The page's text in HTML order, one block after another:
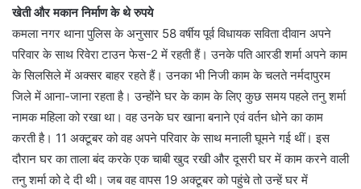
खेती और मकान निर्माण के थे रुपये
कमला नगर थाना पुलिस के अनुसार 58 वर्षीय पूर्व विधायक सविता दीवान अपने
परिवार के साथ रिवेरा टाउन फेस-2 में रहती हैं। उनके पति आरडी शर्मा अपने काम
के सिलसिले में अक्सर बाहर रहते हैं। उनका भी निजी काम के चलते नर्मदापुरम
जिले में आना-जाना रहता है। उन्होंने घर के काम के लिए कुछ समय पहले तनु शर्मा
नामक महिला को रखा था। वह उनके घर खाना बनाने एवं वर्तन धोने का काम
करती है। 11 अक्टूबर को वह अपने परिवार के साथ मनाली घूमने गई थीं। इस
दौरान घर का ताला बंद करके एक चाबी खुद रखी और दूसरी घर में काम करने वाली
तनु शर्मा को दे दी थी। जब वह वापस 19 अक्टूबर को पहुंचे तो उन्हें घर में